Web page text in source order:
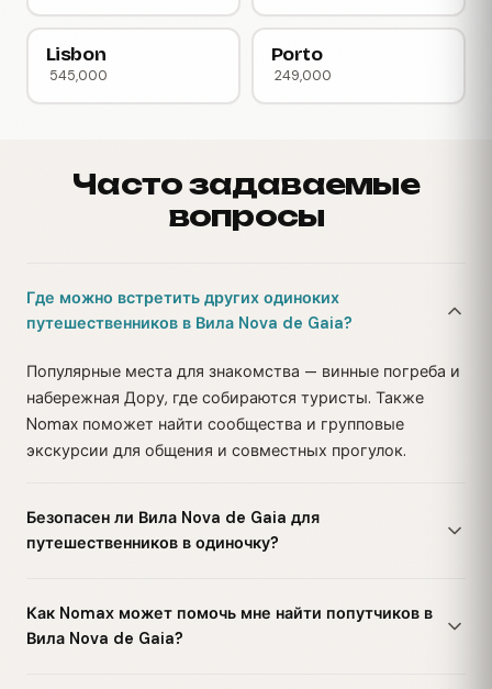
Lisbon
545,000
Porto
249,000
Часто задаваемые
вопросы
Где можно встретить других одиноких
путешественников в Вила Nova de Gaia?
Популярные места для знакомства — винные погреба и
набережная Дору, где собираются туристы. Также
Nomax поможет найти сообщества и групповые
экскурсии для общения и совместных прогулок.
Безопасен ли Вила Nova de Gaia для
путешественников в одиночку?
Как Nomax может помочь мне найти попутчиков в
Вила Nova de Gaia?